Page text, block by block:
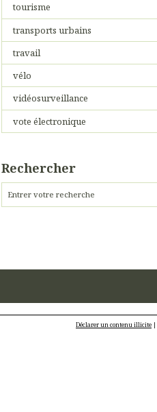
tourisme
transports urbains
travail
vélo
vidéosurveillance
vote électronique
Rechercher
Déclarer un contenu illicite |